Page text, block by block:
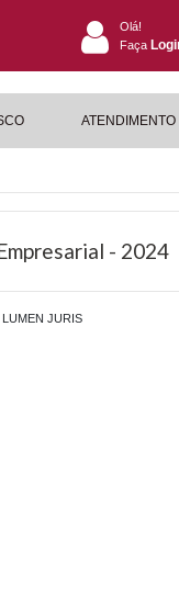
Olá!
Faça
ATENDIMENTO
- 2024
LUMEN JURIS